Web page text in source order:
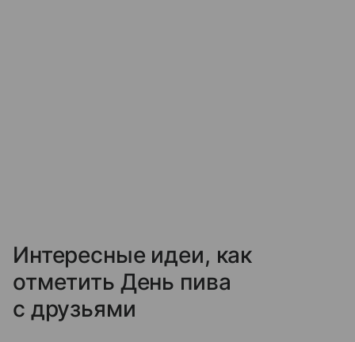
Интересные идеи, как
отметить День пива
с друзьями